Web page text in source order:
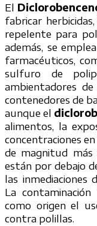
El
fabricar
repelente para
además, se
farmacéuticos,
sulfuro de
ambientadores
contenedores de
aunque el
alimentos, la
concentraciones
de magnitud más
están por debajo
las inmediaciones
La
como origen el
contra polillas.